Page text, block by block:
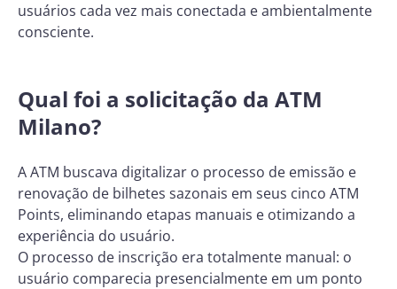
usuários cada vez mais conectada e ambientalmente
consciente.
Qual foi a solicitação da ATM
Milano?
A ATM buscava digitalizar o processo de emissão e
renovação de bilhetes sazonais em seus cinco ATM
Points, eliminando etapas manuais e otimizando a
experiência do usuário.
O processo de inscrição era totalmente manual: o
usuário comparecia presencialmente em um ponto